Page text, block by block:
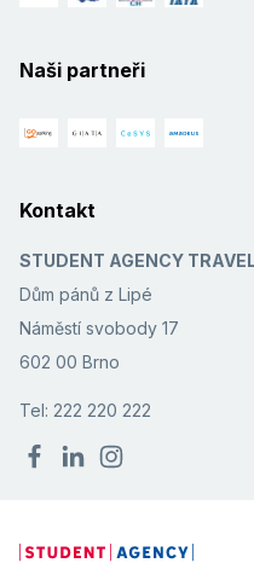
Naši partneři
Kontakt
STUDENT AGENCY
Dům pánů z Lipé
Náměstí svobody 17
602 00 Brno
Tel: 222 220 222